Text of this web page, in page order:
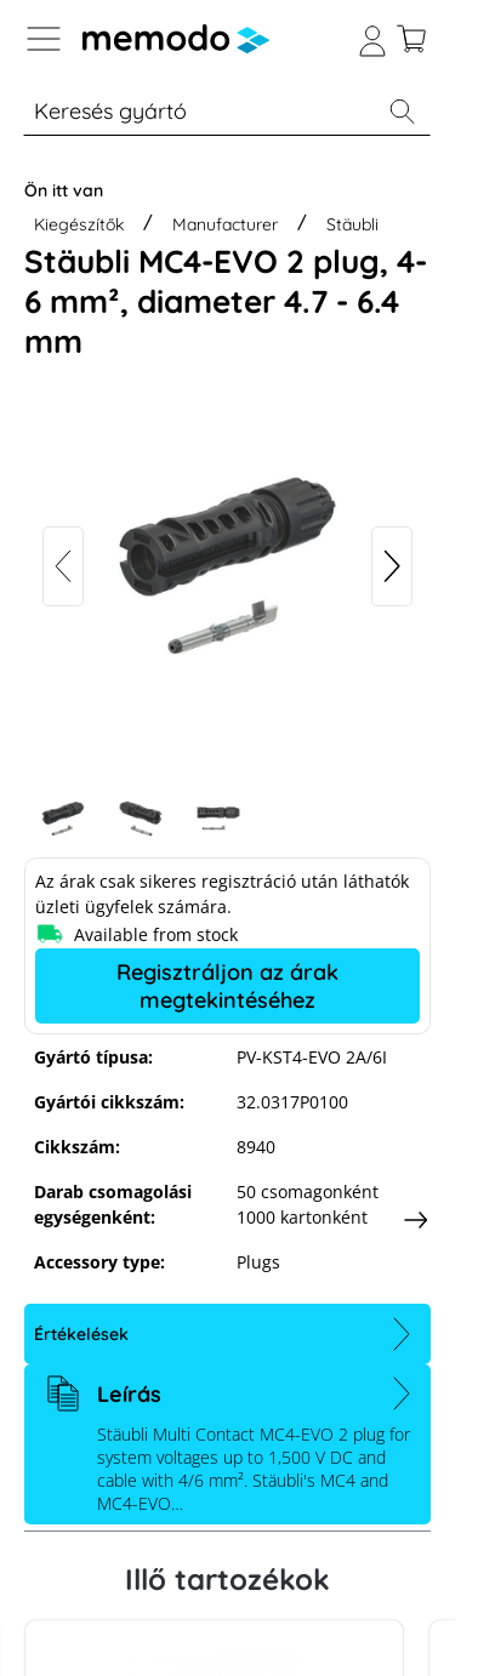
to B2B platform navigation
% Akció Otthoni energiatárolók
Ön itt van
Kiegészítők
Manufacturer Stäubli
Stäubli MC4-EVO 2 plug, 4-
6 mm², diameter 4.7 - 6.4
mm
Stäubli MC4-EVO 2 plug, 4-6 mm²,
diameter 4.7 - 6.4 mm
Gyártó típusa:
PV-KST4-EVO 2A/6I
Gyártói cikkszám:
32.0317P0100
Cikkszám:
8940
Darab csomagolási
egységenként:
50 csomagonként
1000 kartonként
Accessory type:
Plugs
Az árak csak sikeres regisztráció után láthatók
üzleti ügyfelek számára.
Available from stock
Regisztráljon az árak
megtekintéséhez
Értékelések
Leírás
Stäubli Multi Contact MC4-EVO 2 plug for
system voltages up to 1,500 V DC and
cable with 4/6 mm². Stäubli's MC4 and
MC4-EVO…
Illő tartozékok